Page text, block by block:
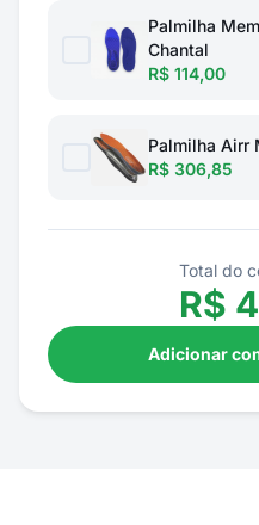
Palmilha
Chantal
R$ 114,00
Palmilha Airr
R$ 306,85
Total do
R$
Adicionar